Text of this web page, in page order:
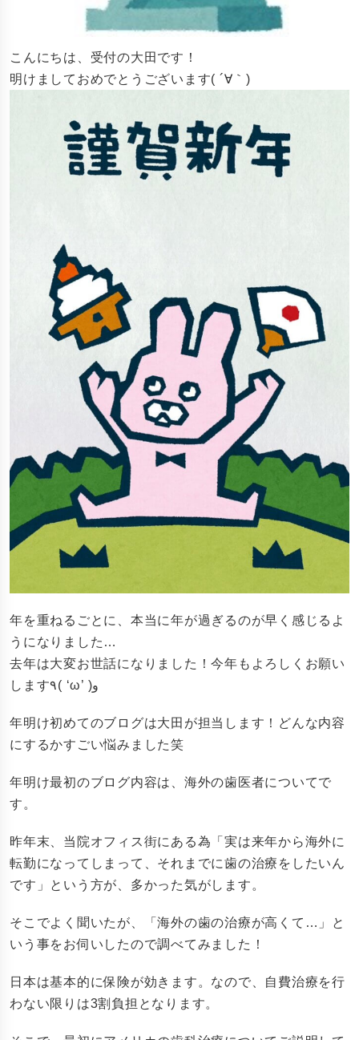
こんにちは、受付の大田です！
明けましておめでとうございます( ´∀｀)
年を重ねるごとに、本当に年が過ぎるのが早く感じるよ
うになりました…
去年は大変お世話になりました！今年もよろしくお願い
します٩( ‘ω’ )و
年明け初めてのブログは大田が担当します！どんな内容
にするかすごい悩みました笑
年明け最初のブログ内容は、海外の歯医者についてで
す。
昨年末、当院オフィス街にある為「実は来年から海外に
転勤になってしまって、それまでに歯の治療をしたいん
です」という方が、多かった気がします。
そこでよく聞いたが、「海外の歯の治療が高くて…」と
いう事をお伺いしたので調べてみました！
日本は基本的に保険が効きます。なので、自費治療を行
わない限りは3割負担となります。